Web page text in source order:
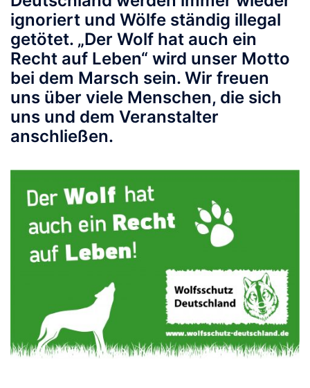
ignoriert und Wölfe ständig illegal
getötet. „Der Wolf hat auch ein
Recht auf Leben“ wird unser Motto
bei dem Marsch sein. Wir freuen
uns über viele Menschen, die sich
uns und dem Veranstalter
anschließen.